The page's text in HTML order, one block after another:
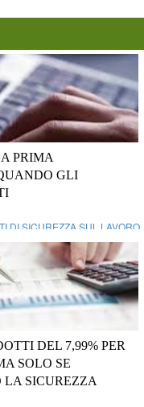
PRIMA
GLI
DI SICUREZZA SUL LAVORO
17 del TU 81/08, il datore
deve effettuare la valutazione di
inseriti nel Documento
dello stesso TU (in caso d ...
DEL 7,99% PER
SOLO SE
SICUREZZA